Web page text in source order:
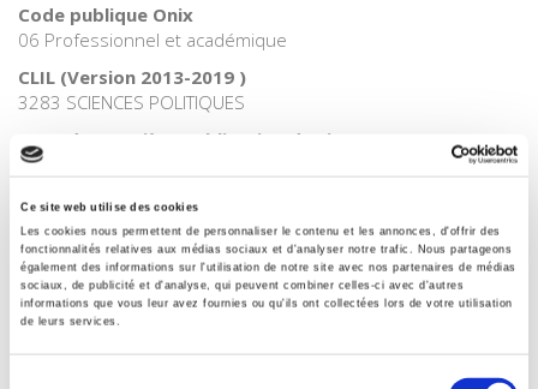
Ce site web utilise des cookies
Les cookies nous permettent de personnaliser le contenu et les annonces, d'offrir des
fonctionnalités relatives aux médias sociaux et d'analyser notre trafic. Nous partageons
également des informations sur l'utilisation de notre site avec nos partenaires de médias
sociaux, de publicité et d'analyse, qui peuvent combiner celles-ci avec d'autres
informations que vous leur avez fournies ou qu'ils ont collectées lors de votre utilisation
de leurs services.
Code publique Onix
06 Professionnel et académique
CLIL (Version 2013-2019 )
3283 SCIENCES POLITIQUES
Date de première publication du titre
1980
Code Identifiant de classement sujet
Classification thématique Thema: Politique et gouvernement
Titresliés